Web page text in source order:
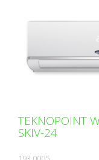
TEKNOPOINT
SKIV-24